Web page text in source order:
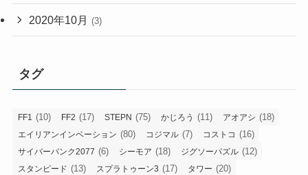
2020年10月 (3)
タグ
FF1 (10) FF2 (17) STEPN (75) かじろう (11) アオアシ (18)
エイリアンインベーション (80) コジマル (7) コストコ (16)
サイバーパンク2077 (6) シーモア (18) ジグソーパズル (12)
スタンピード (13) スプラトゥーン3 (17) タワー (20)